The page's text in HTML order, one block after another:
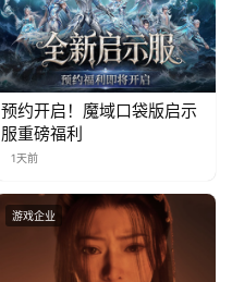
预约开启！魔域口袋版启示
服重磅福利
1天前
游戏企业